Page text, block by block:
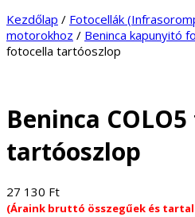
Kezdőlap / Fotocellák
motorokhoz / Beninca kapunyitó
fotocella tartóoszlop
Beninca
tartóoszlop
27 130 Ft
(Áraink bruttó összegűek és